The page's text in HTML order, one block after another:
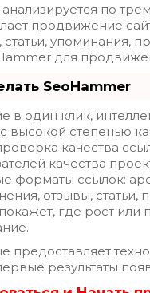
по
продвижение
упоминания,
для
SeoHammer
один клик,
высокой степенью
качества
качества
форматы ссылок:
отзывы, статьи,
где рост или
предоставляет
результаты